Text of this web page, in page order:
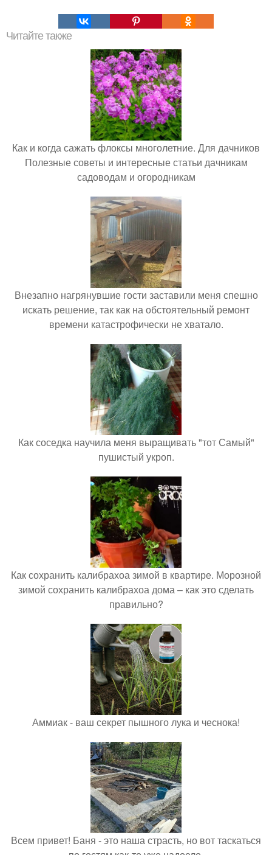
Читайте также
Как и когда сажать флоксы многолетние. Для дачников
Полезные советы и интересные статьи дачникам
садоводам и огородникам
Внезапно нагрянувшие гости заставили меня спешно
искать решение, так как на обстоятельный ремонт
времени катастрофически не хватало.
Как соседка научила меня выращивать "тот Самый"
пушистый укроп.
Как сохранить калибрахоа зимой в квартире. Морозной
зимой сохранить калибрахоа дома – как это сделать
правильно?
Аммиак - ваш секрет пышного лука и чеснока!
Всем привет! Баня - это наша страсть, но вот таскаться